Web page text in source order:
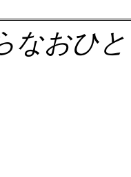
なおひ